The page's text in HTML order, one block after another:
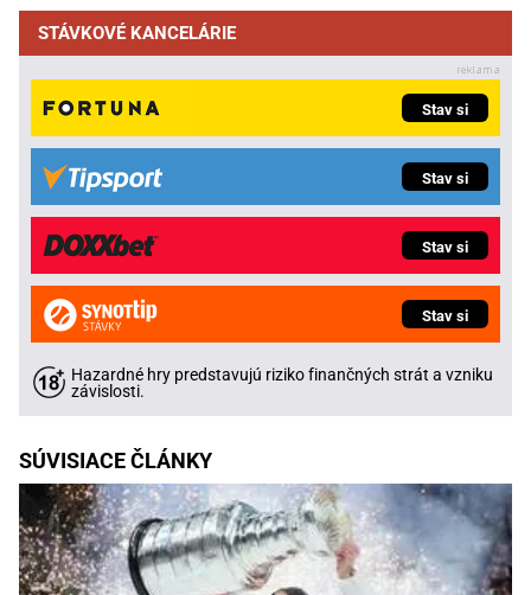
STÁVKOVÉ KANCELÁRIE
Stav si
Stav si
Stav si
Stav si
Hazardné hry predstavujú riziko finančných strát a vzniku
závislosti.
SÚVISIACE ČLÁNKY